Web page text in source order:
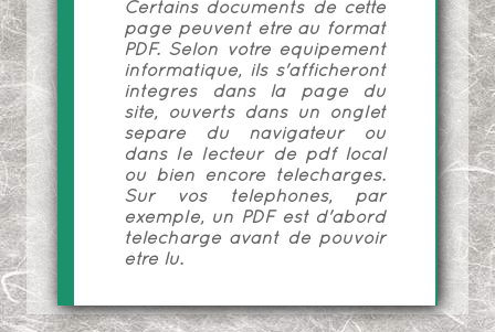
Certains documents de cette
page peuvent être au format
PDF. Selon votre équipement
informatique, ils s'afficheront
intégrés dans la page du
site, ouverts dans un onglet
séparé du navigateur ou
dans le lecteur de pdf local
ou bien encore téléchargés.
Sur vos téléphones, par
exemple, un PDF est d'abord
téléchargé avant de pouvoir
être lu.